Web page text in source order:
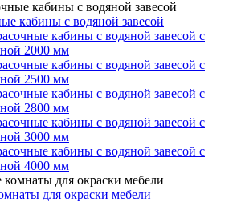
кабины с водяной завесой
кабины с водяной завесой с
2000 мм
кабины с водяной завесой с
2500 мм
кабины с водяной завесой с
2800 мм
кабины с водяной завесой с
3000 мм
кабины с водяной завесой с
4000 мм
для окраски мебели